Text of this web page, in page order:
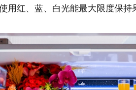
用红、蓝、白光能最大限度保持